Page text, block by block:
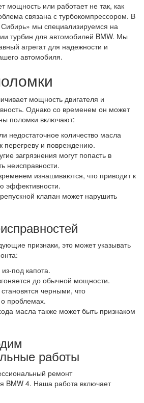
мощность или работает не так, как
связана с турбокомпрессором. В
Сибирь» мы специализируемся на
турбин для автомобилей BMW. Мы
агрегат для надежности и
автомобиля.
мощность двигателя и
Однако со временем он может
поломки включают:
недостаточное количество масла
перегреву и повреждению.
загрязнения могут попасть в
неисправности.
изнашиваются, что приводит к
эффективности.
клапан может нарушить
признаки, это может указывать
под капота.
до обычной мощности.
черными, что
о проблемах.
масла также может быть признаком
работы
ремонт
BMW 4. Наша работа включает